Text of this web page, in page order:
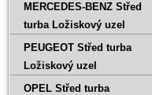
MERCEDES-BENZ Střed
turba Ložiskový uzel
PEUGEOT Střed turba
Ložiskový uzel
OPEL Střed turba